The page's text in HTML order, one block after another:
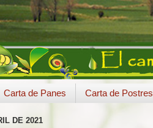
Carta de Panes Carta de Postres
DE 2021